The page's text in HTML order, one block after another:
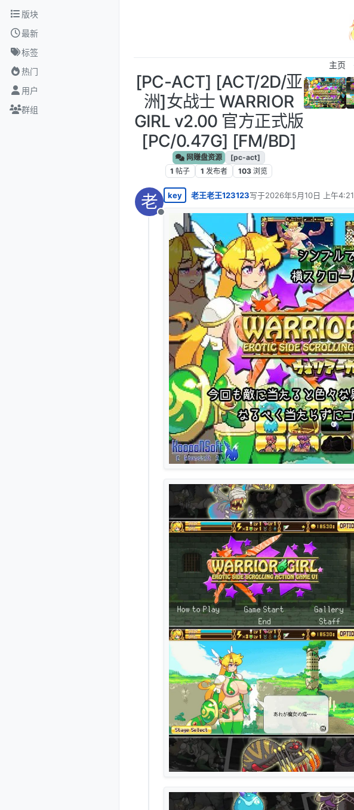
跳转至内容
版块
最新
标签
热门
用户
群组
主页
[PC-ACT] [ACT/2D/亚
洲]女战士 WARRIOR
GIRL v2.00 官方正式版
[PC/0.47G] [FM/BD]
网赚盘资源
[pc-act]
1 帖子 1 发布者 103 浏览
老
离线
key 老王老王123123写于2026年5月10日 上午4:21
最后由 编辑